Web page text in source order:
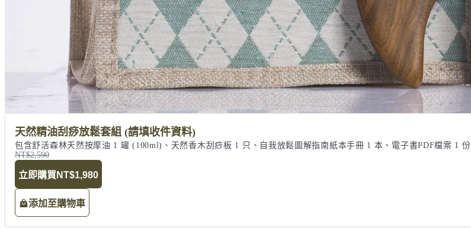
天然精油刮痧放鬆套組 (請填收件資料)
包含舒活森林天然按摩油 1 罐 (100ml)、天然香木刮痧板 1 只、自我放鬆圖解指南紙本手冊 1 本、電子書PDF檔案 1 份
NT$2,590
立即購買 NT$1,980
添加至購物車